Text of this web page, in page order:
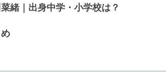
緒｜出身中学・小学校は？